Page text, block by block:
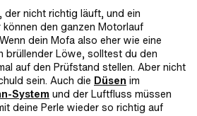
, der nicht richtig läuft, und ein
den ganzen Motorlauf
dein Mofa also eher wie eine
brüllender Löwe, solltest du den
auf den Prüfstand stellen. Aber nicht
sein. Auch die Düsen im
System und der Luftfluss müssen
deine Perle wieder so richtig auf